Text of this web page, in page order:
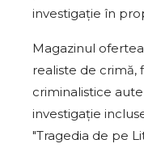
investigație în
Magazinul
realiste de
criminalistice
investigație
"Tragedia de pe